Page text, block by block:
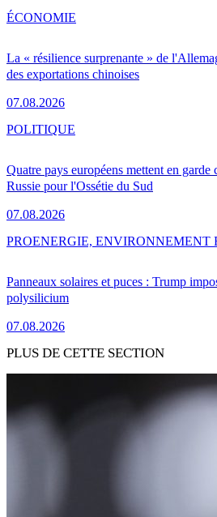
La « résilience surprenante » de
des exportations chinoises
07.08.2026
ÉCONOMIE
Quatre pays européens mettent en garde
Russie pour l'Ossétie du Sud
07.08.2026
POLITIQUE
Panneaux solaires et puces : Trump
polysilicium
07.08.2026
PROENERGIE, ENVIRONNEMENT
PLUS DE CETTE SECTION